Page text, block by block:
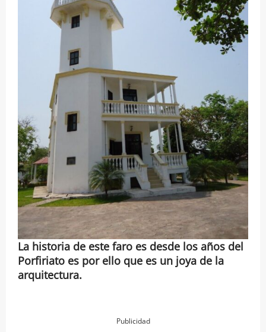
La historia de este faro es desde los años del
Porfiriato es por ello que es un joya de la
arquitectura.
Publicidad